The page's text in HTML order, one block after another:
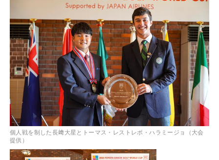
個人戦を制した長﨑大星とトーマス・レストレポ・ハラミージョ（大会
提供）